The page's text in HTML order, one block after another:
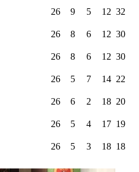
26 9 5 12 32
26 8 6 12 30
26 8 6 12 30
26 5 7 14 22
26 6 2 18 20
26 5 4 17 19
26 5 3 18 18